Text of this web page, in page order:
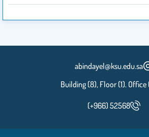
abindayel@ksu.edu.sa
(+966) 52568